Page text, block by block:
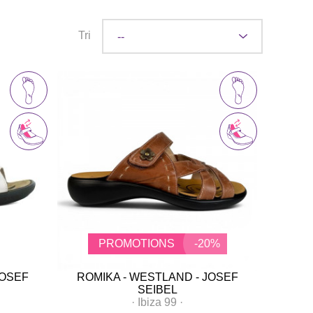
Tri
PROMOTIONS -20%
ROMIKA - WESTLAND - JOSEF
SEIBEL
·
Ibiza 99 ·